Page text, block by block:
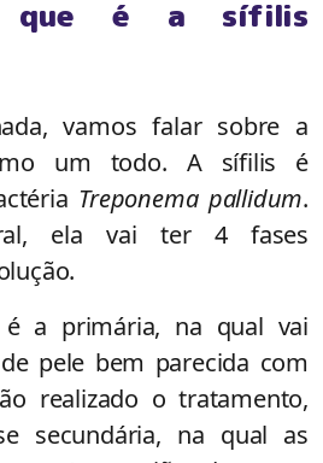
que é a sífilis
vamos falar sobre a
um todo. A sífilis é
Treponema pallidum.
ela vai ter 4 fases
a primária, na qual vai
pele bem parecida com
realizado o tratamento,
secundária, na qual as